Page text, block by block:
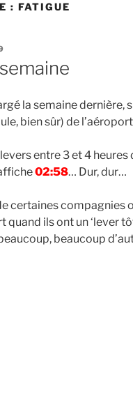
: FATIGUE
la semaine dernière,
bien sûr) de l’aéroport
entre 3 et 4 heures
02:58… Dur, dur…
certaines compagnies
quand ils ont un ‘lever
beaucoup